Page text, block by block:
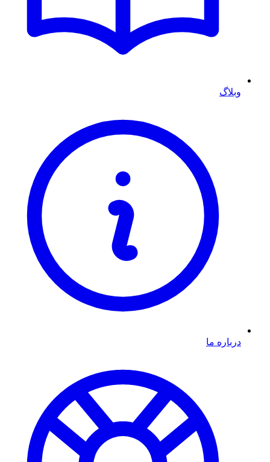
وبلاگ
درباره ما